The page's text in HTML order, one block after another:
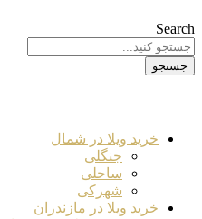
Search
جستجو
خرید ویلا در شمال
جنگلی
ساحلی
شهرکی
خرید ویلا در مازندران